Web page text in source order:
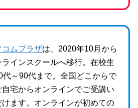
コムプラザは、2020年10月から
ラインスクールへ移行。在校生
代～90代まで。全国どこからで
自宅からオンラインでご受講い
けます。オンラインが初めての